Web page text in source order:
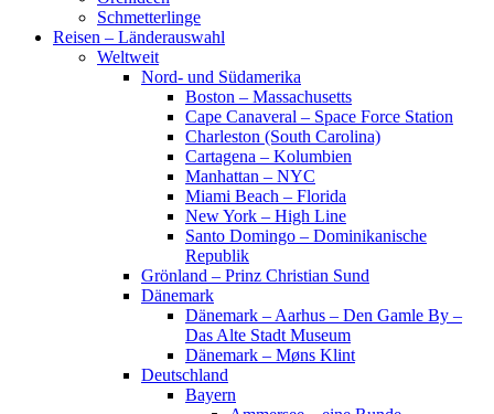
Schmetterlinge
Reisen – Länderauswahl
Weltweit
Nord- und Südamerika
Boston – Massachusetts
Cape Canaveral – Space Force Station
Charleston (South Carolina)
Cartagena – Kolumbien
Manhattan – NYC
Miami Beach – Florida
New York – High Line
Santo Domingo – Dominikanische
Republik
Grönland – Prinz Christian Sund
Dänemark
Dänemark – Aarhus – Den Gamle By –
Das Alte Stadt Museum
Dänemark – Møns Klint
Deutschland
Bayern